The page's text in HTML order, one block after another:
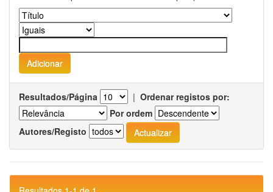
Resultados/Página | Ordenar registos por:
Por ordem
Autores/Registo